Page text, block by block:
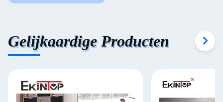
Gelijkaardige Producten